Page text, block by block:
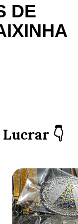
DE
Lucrar 👇